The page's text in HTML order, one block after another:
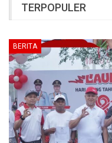
TERPOPULER
BERITA